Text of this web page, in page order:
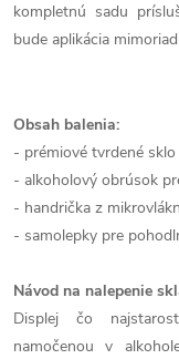
kompletnú sadu
bude aplikácia
Obsah balenia:
- prémiové tvrdené sklo
- alkoholový obrúsok
- handrička z
- samolepky pre
Návod na nalepenie
Displej čo
namočenou v